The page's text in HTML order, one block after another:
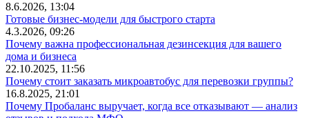
8.6.2026, 13:04
Готовые бизнес-модели для быстрого старта
4.3.2026, 09:26
Почему важна профессиональная дезинсекция для вашего
дома и бизнеса
22.10.2025, 11:56
Почему стоит заказать микроавтобус для перевозки группы?
16.8.2025, 21:01
Почему Пробаланс выручает, когда все отказывают — анализ